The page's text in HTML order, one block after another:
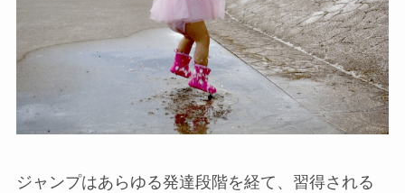
ジャンプはあらゆる発達段階を経て、習得される